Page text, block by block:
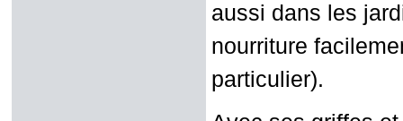
aussi dans les
nourriture
particulier).